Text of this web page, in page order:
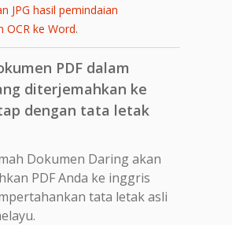
JPG hasil pemindaian
OCR ke Word.
PDF dalam
diterjemahkan ke
dengan tata letak
Dokumen Daring akan
PDF Anda ke inggris
tata letak asli